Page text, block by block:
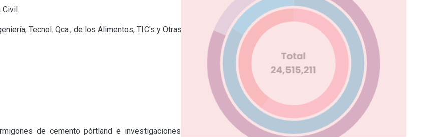
Civil
Tecnol. Qca., de los Alimentos, TIC's y Otras
de cemento pórtland e investigaciones sobre